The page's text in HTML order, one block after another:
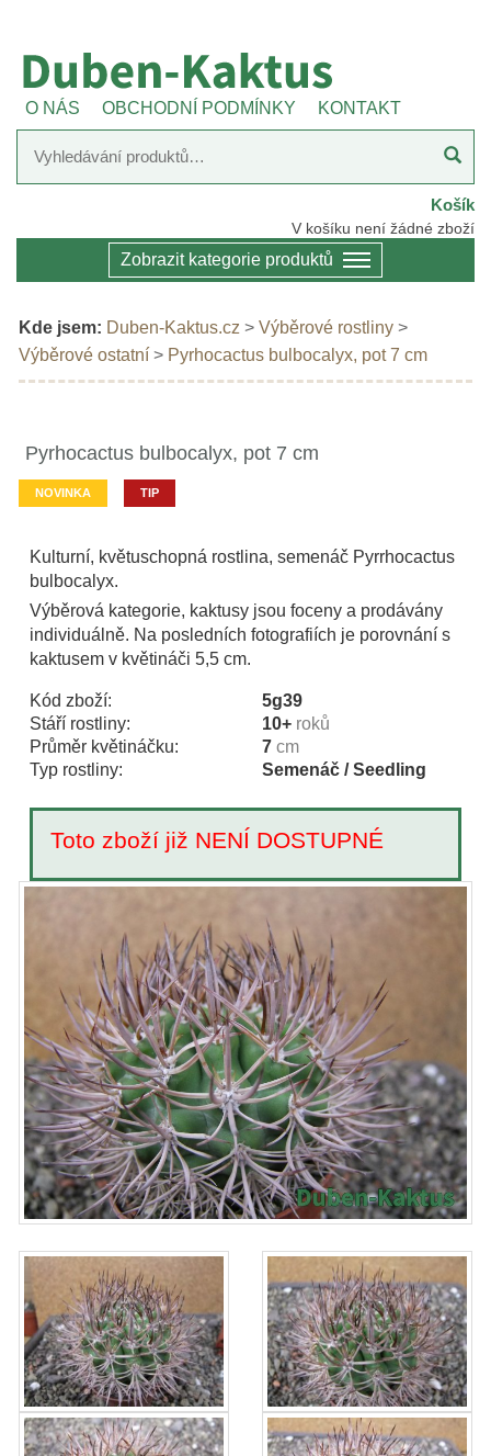
O NÁS OBCHODNÍ PODMÍNKY KONTAKT
Košík
V košíku není žádné zboží
Zobrazit kategorie produktů
Kde jsem: Duben-Kaktus.cz > Výběrové rostliny >
Výběrové ostatní > Pyrhocactus bulbocalyx, pot 7 cm
Pyrhocactus bulbocalyx, pot 7 cm
NOVINKA TIP
Kulturní, květuschopná rostlina, semenáč Pyrrhocactus
bulbocalyx.
Výběrová kategorie, kaktusy jsou foceny a prodávány
individuálně. Na posledních fotografiích je porovnání s
kaktusem v květináči 5,5 cm.
Kód zboží:
5g39
Stáří rostliny:
10+ roků
Průměr květináčku:
7 cm
Typ rostliny:
Semenáč / Seedling
Toto zboží již NENÍ DOSTUPNÉ